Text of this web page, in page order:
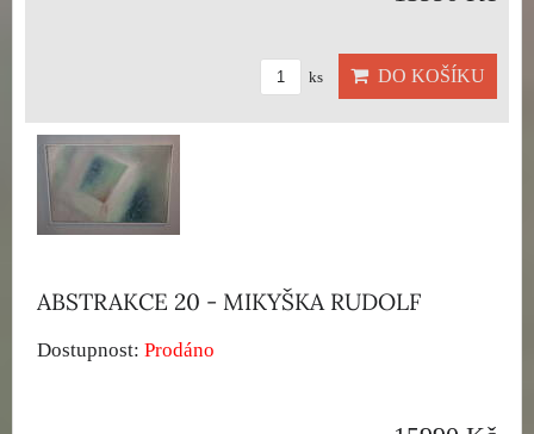
ks DO KOŠÍKU
ABSTRAKCE 20 - MIKYŠKA RUDOLF
Dostupnost: Prodáno